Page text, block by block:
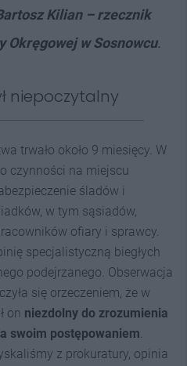
Kilian – rzecznik
Okręgowej w Sosnowcu.
niepoczytalny
trwało około 9 miesięcy. W
czynności na miejscu
śladów i
w tym sąsiadów,
ofiary i sprawcy.
specjalistyczną biegłych
podejrzanego. Obserwacja
się orzeczeniem, że w
on niezdolny do zrozumienia
swoim postępowaniem.
z prokuratury, opinia